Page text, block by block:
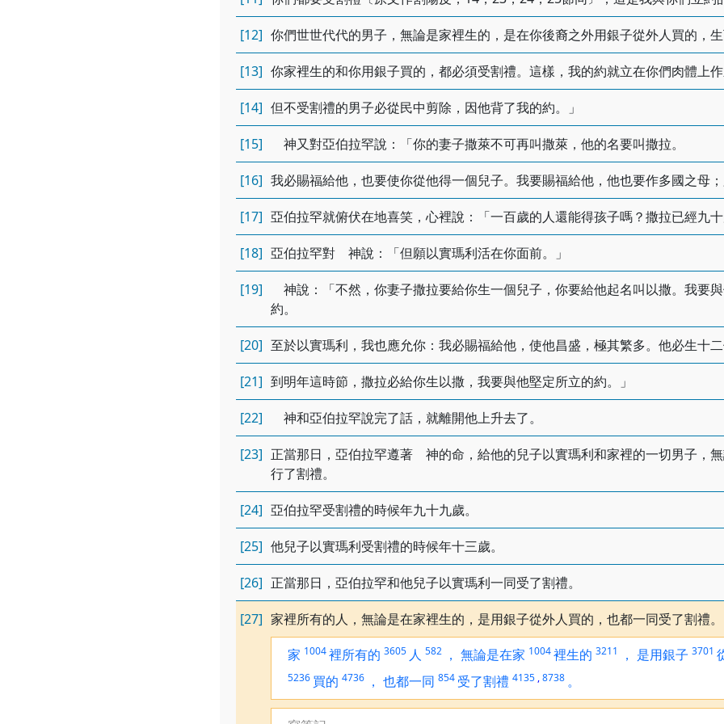
[12] 你們世世代代的男子，無論是家裡生的，是在你後裔之外用銀子從外人買的，
[13] 你家裡生的和你用銀子買的，都必須受割禮。這樣，我的約就立在你們肉體上
[14] 但不受割禮的男子必從民中剪除，因他背了我的約。」
[15] 神又對亞伯拉罕說：「你的妻子撒萊不可再叫撒萊，他的名要叫撒拉。
[16] 我必賜福給他，也要使你從他得一個兒子。我要賜福給他，他也要作多國之母
[17] 亞伯拉罕就俯伏在地喜笑，心裡說：「一百歲的人還能得孩子嗎？撒拉已經九
[18] 亞伯拉罕對 神說：「但願以實瑪利活在你面前。」
[19]
神說：「不然，你妻子撒拉要給你生一個兒子，你要給他起名叫以撒。我要
約。
[20] 至於以實瑪利，我也應允你：我必賜福給他，使他昌盛，極其繁多。他必生十
[21] 到明年這時節，撒拉必給你生以撒，我要與他堅定所立的約。」
[22] 神和亞伯拉罕說完了話，就離開他上升去了。
[23] 正當那日，亞伯拉罕遵著 神的命，給他的兒子以實瑪利和家裡的一切男子，
行了割禮。
[24] 亞伯拉罕受割禮的時候年九十九歲。
[25] 他兒子以實瑪利受割禮的時候年十三歲。
[26] 正當那日，亞伯拉罕和他兒子以實瑪利一同受了割禮。
[27] 家裡所有的人，無論是在家裡生的，是用銀子從外人買的，也都一同受了割禮。
家 1004裡所有的 3605 人 582 ， 無論是在家 1004裡生的 3211 ， 是用銀子 3701
5236 買的 4736 ， 也都一同 854 受了割禮 4135 ,8738 。